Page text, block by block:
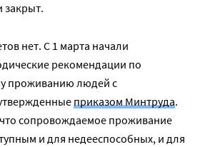
закрыт.
нет. С 1 марта начали
рекомендации по
проживанию людей с
приказом Минтруда.
сопровождаемое проживание
и для недееспособных, и для